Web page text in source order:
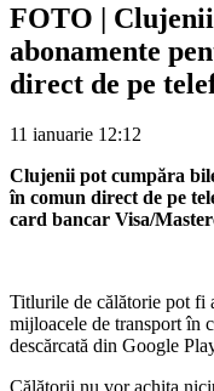
FOTO |
abonamente
direct de pe
11 ianuarie 12:12
Clujenii pot cumpăra
în comun direct de pe
card bancar Visa/
Titlurile de călătorie pot fi
mijloacele de transport în
descărcată din Google